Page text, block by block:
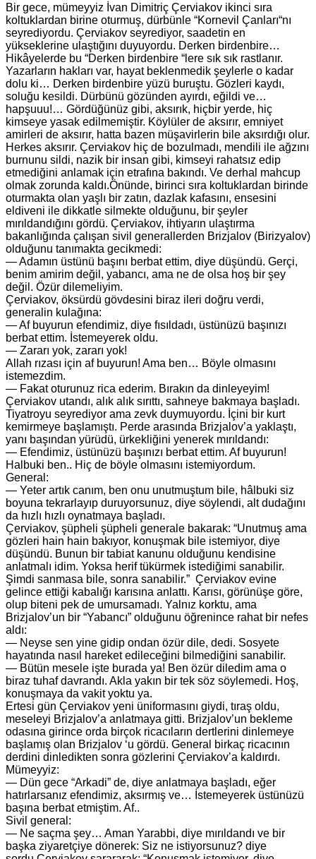
Bir gece, mümeyyiz İvan Dimitriç Çerviakov ikinci sıra
koltuklardan birine oturmuş, dürbünle “Kornevil Çanları“nı
seyrediyordu. Çerviakov seyrediyor, saadetin en
yükseklerine ulaştığını duyuyordu. Derken birdenbire…
Hikâyelerde bu “Derken birdenbire “lere sık sık rastlanır.
Yazarların hakları var, hayat beklenmedik şeylerle o kadar
dolu ki… Derken birdenbire yüzü buruştu. Gözleri kaydı,
soluğu kesildi. Dürbünü gözünden ayırdı, eğildi ve…
hapşuuu!… Gördüğünüz gibi, aksırık, hiçbir yerde, hiç
kimseye yasak edilmemiştir. Köylüler de aksırır, emniyet
amirleri de aksırır, hatta bazen müşavirlerin bile aksırdığı olur.
Herkes aksırır. Çerviakov hiç de bozulmadı, mendili ile ağzını
burnunu sildi, nazik bir insan gibi, kimseyi rahatsız edip
etmediğini anlamak için etrafına bakındı. Ve derhal mahcup
olmak zorunda kaldı.Önünde, birinci sıra koltuklardan birinde
oturmakta olan yaşlı bir zatın, dazlak kafasını, ensesini
eldiveni ile dikkatle silmekte olduğunu, bir şeyler
mırıldandığını gördü. Çerviakov, ihtiyarın ulaştırma
bakanlığında çalışan sivil generallerden Brizjalov (Birizyalov)
olduğunu tanımakta gecikmedi:
— Adamın üstünü başını berbat ettim, diye düşündü. Gerçi,
benim amirim değil, yabancı, ama ne de olsa hoş bir şey
değil. Özür dilemeliyim.
Çerviakov, öksürdü gövdesini biraz ileri doğru verdi,
generalin kulağına:
— Af buyurun efendimiz, diye fısıldadı, üstünüzü başınızı
berbat ettim. İstemeyerek oldu.
— Zararı yok, zararı yok!
Allah rızası için af buyurun! Ama ben… Böyle olmasını
istemezdim.
— Fakat oturunuz rica ederim. Bırakın da dinleyeyim!
Çerviakov utandı, alık alık sırıttı, sahneye bakmaya başladı.
Tiyatroyu seyrediyor ama zevk duymuyordu. İçini bir kurt
kemirmeye başlamıştı. Perde arasında Brizjalov’a yaklaştı,
yanı başından yürüdü, ürkekliğini yenerek mırıldandı:
— Efendimiz, üstünüzü başınızı berbat ettim. Af buyurun!
Halbuki ben.. Hiç de böyle olmasını istemiyordum.
General:
— Yeter artık canım, ben onu unutmuştum bile, hâlbuki siz
boyuna tekrarlayıp duruyorsunuz, diye söylendi, alt dudağını
da hızlı hızlı oynatmaya başladı.
Çerviakov, şüpheli şüpheli generale bakarak: “Unutmuş ama
gözleri hain hain bakıyor, konuşmak bile istemiyor, diye
düşündü. Bunun bir tabiat kanunu olduğunu kendisine
anlatmalı idim. Yoksa herif tükürmek istediğimi sanabilir.
Şimdi sanmasa bile, sonra sanabilir.” Çerviakov evine
gelince ettiği kabalığı karısına anlattı. Karısı, görünüşe göre,
olup biteni pek de umursamadı. Yalnız korktu, ama
Brizjalov’un bir “Yabancı” olduğunu öğrenince rahat bir nefes
aldı:
— Neyse sen yine gidip ondan özür dile, dedi. Sosyete
hayatında nasıl hareket edileceğini bilmediğini sanabilir.
— Bütün mesele işte burada ya! Ben özür diledim ama o
biraz tuhaf davrandı. Akla yakın bir tek söz söylemedi. Hoş,
konuşmaya da vakit yoktu ya.
Ertesi gün Çerviakov yeni üniformasını giydi, tıraş oldu,
meseleyi Brizjalov’a anlatmaya gitti. Brizjalov’un bekleme
odasına girince orda birçok ricacıların dertlerini dinlemeye
başlamış olan Brizjalov ‘u gördü. General birkaç ricacının
derdini dinledikten sonra gözlerini Çerviakov’a kaldırdı.
Mümeyyiz:
— Dün gece “Arkadi” de, diye anlatmaya başladı, eğer
hatırlarsanız efendimiz, aksırmış ve… İstemeyerek üstünüzü
başına berbat etmiştim. Af..
Sivil general:
— Ne saçma şey… Aman Yarabbi, diye mırıldandı ve bir
başka ziyaretçiye dönerek: Siz ne istiyorsunuz? diye